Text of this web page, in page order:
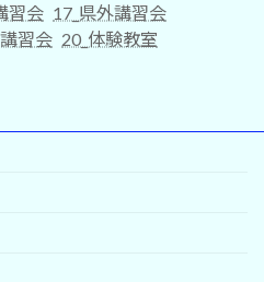
習会 17_県外講習会
習会 20_体験教室